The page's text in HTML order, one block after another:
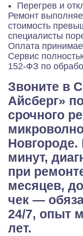
Перегрев и
Ремонт
стоимость
специалисты
Оплата
Сервис
152-ФЗ по
Звоните в
Айсберг»
срочного
Новгороде.
минут,
при
месяцев,
чек —
24/7, опыт
лет.